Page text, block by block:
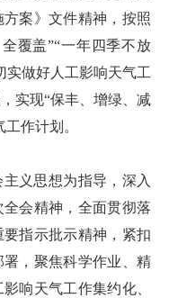
案》文件精神，按照
覆盖”“一年四季不放
实做好人工影响天气工
实现“保丰、增绿、减
作计划。
义思想为指导，深入
会精神，全面贯彻落
指示批示精神，紧扣
署，聚焦科学作业、精
响天气工作集约化、